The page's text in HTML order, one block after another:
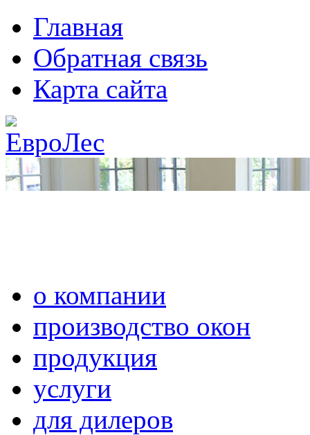
Главная
Обратная связь
Карта сайта
о компании
производство окон
продукция
услуги
для дилеров